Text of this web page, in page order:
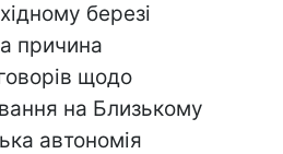
березі
причина
щодо
на Близькому
автономія